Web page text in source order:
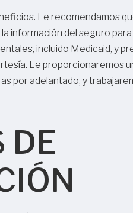
Le recomendamos
información del seguro
incluido Medicaid, y
Le proporcionaremos
por adelantado, y
DE